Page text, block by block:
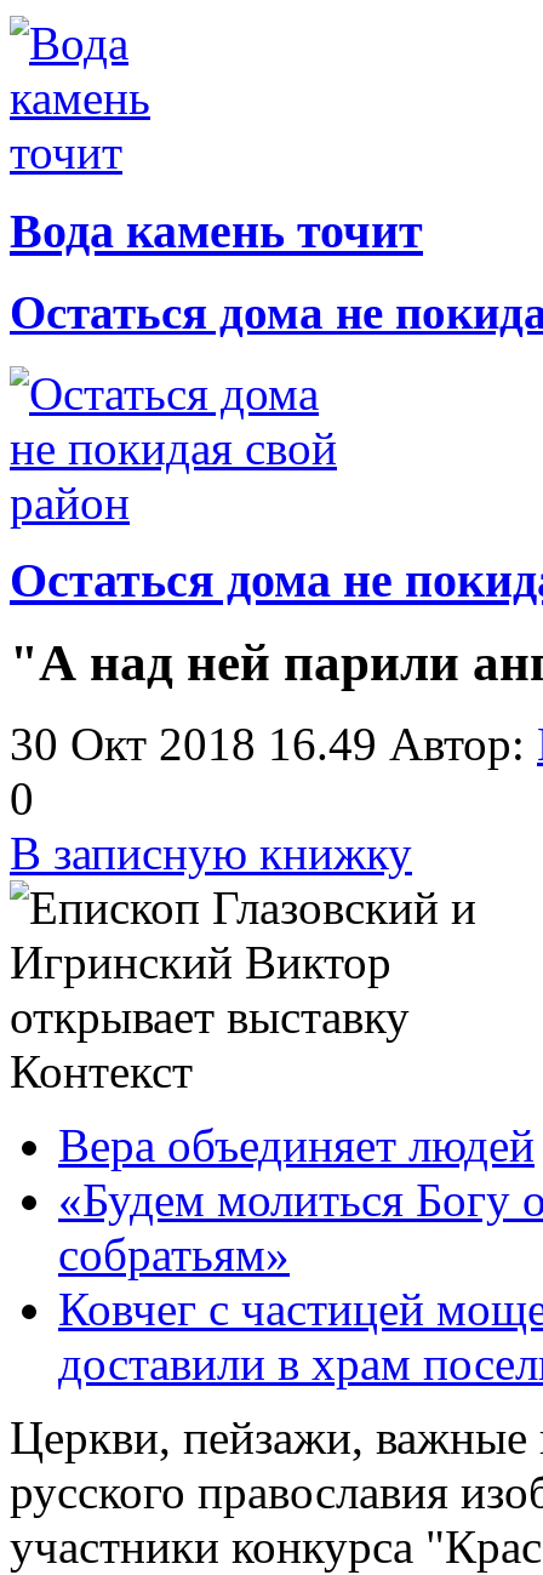
Вода камень точит
Остаться дома не
Остаться дома не
"А над ней парили
30 Окт 2018 16.49 Автор:
0
В записную книжку
Контекст
Вера объединяет людей
«Будем молиться
собратьям»
Ковчег с частицей
доставили в храм
Церкви, пейзажи,
русского православия
участники конкурса